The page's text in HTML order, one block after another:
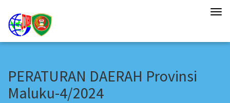
PERATURAN DAERAH Provinsi
Maluku-4/2024